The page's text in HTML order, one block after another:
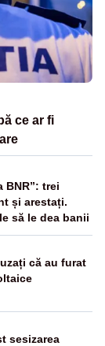
ce ar fi
BNR”: trei
și arestați.
să le dea banii
că au furat
sesizarea